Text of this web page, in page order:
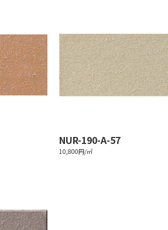
NUR-190-A-57
10,800円/㎡